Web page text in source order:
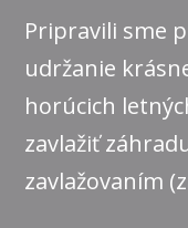
Pripravili sme
udržanie
horúcich
zavlažiť
zavlažovaním